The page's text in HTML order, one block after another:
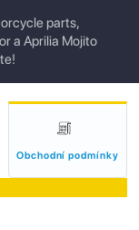
parts,
a Aprilia Mojito
Obchodní podmínky